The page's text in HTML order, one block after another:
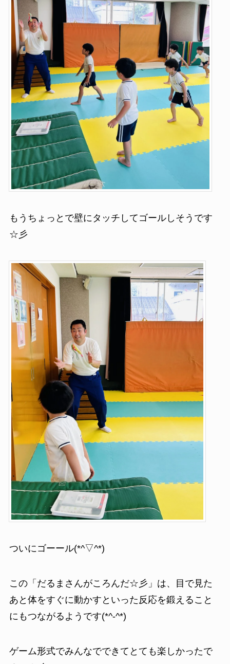
もうちょっとで壁にタッチしてゴールしそうです
☆彡
ついにゴーール(*^▽^*)
この「だるまさんがころんだ☆彡」は、目で見た
あと体をすぐに動かすといった反応を鍛えること
にもつながるようです(*^-^*)
ゲーム形式でみんなでできてとても楽しかったで